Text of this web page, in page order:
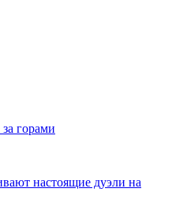
горами
настоящие дуэли на